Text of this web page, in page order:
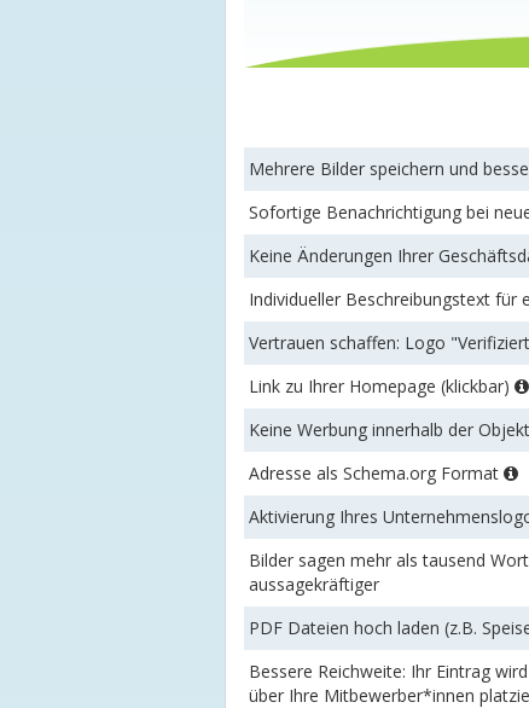
Mehrere Bilder speichern und
Sofortige Benachrichtigung bei
Keine Änderungen Ihrer
Individueller Beschreibungstext für
Vertrauen schaffen: Logo
Link zu Ihrer Homepage (klickbar)
Keine Werbung innerhalb der
Adresse als Schema.org Format
Aktivierung Ihres
Bilder sagen mehr als tausend
aussagekräftiger
PDF Dateien hoch laden (z.B.
Bessere Reichweite: Ihr Eintrag
über Ihre Mitbewerber*innen